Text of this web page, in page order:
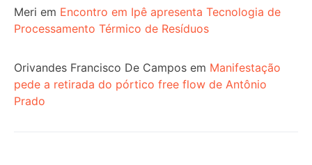
Meri em Encontro em Ipê apresenta Tecnologia de
Processamento Térmico de Resíduos
Orivandes Francisco De Campos em Manifestação
pede a retirada do pórtico free flow de Antônio
Prado